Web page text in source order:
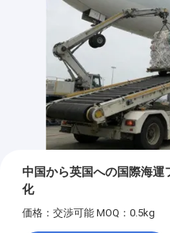
中国から英国への国際海運
化
価格：交渉可能 MOQ：0.5kg